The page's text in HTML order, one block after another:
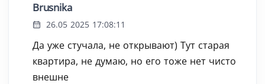
Brusnika
26.05 2025 17:08:11
Да уже стучала, не открывают) Тут старая
квартира, не думаю, но его тоже нет чисто
внешне